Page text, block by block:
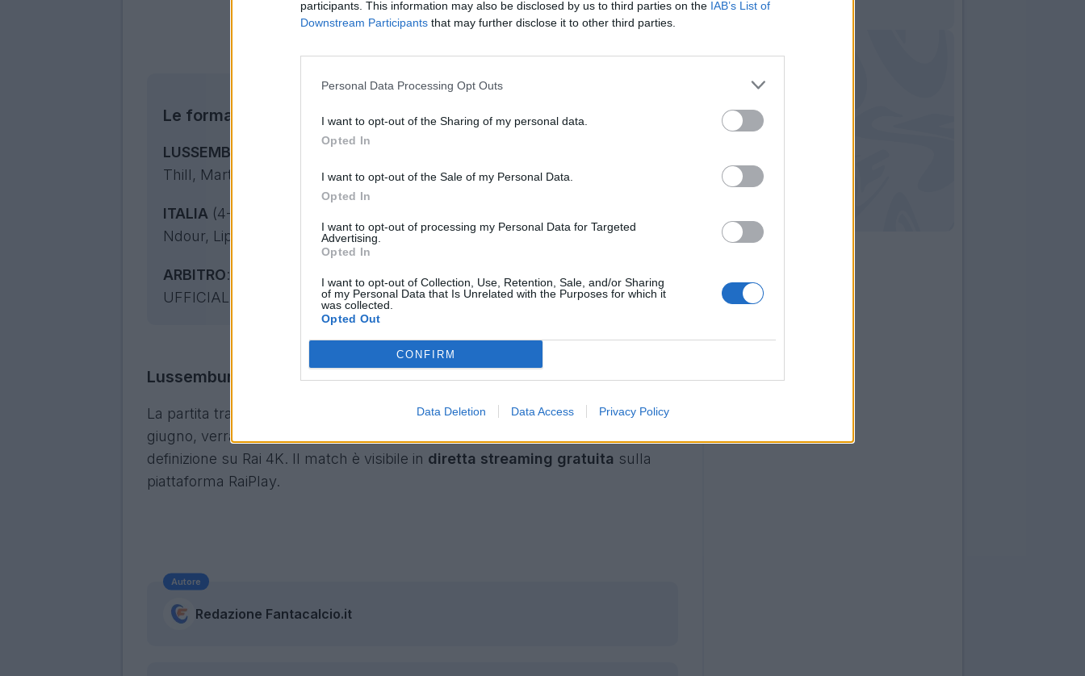
participants. This information may also be disclosed by us to third parties on the IAB’s List of
Downstream Participants that may further disclose it to other third parties.
Personal Data Processing Opt Outs
I want to opt-out of the Sharing of my personal data.
Opted In
I want to opt-out of the Sale of my Personal Data.
Opted In
I want to opt-out of processing my Personal Data for Targeted
Advertising.
Opted In
I want to opt-out of Collection, Use, Retention, Sale, and/or Sharing
of my Personal Data that Is Unrelated with the Purposes for which it
was collected.
Opted Out
CONFIRM
Data Deletion Data Access Privacy Policy
Le formazioni ufficiali di Lussemburgo-Italia
LUSSEMBURGO
(4-5-1): Moris; Jans, Korac, Carlson, Michael Pinto; V.
Thill, Martins, Olesen, Moreira, Bohnert; Sinani. Ct: Strasser.
ITALIA (4-3-3): Donnarumma; Favasuli, Chiarodia, Comuzzo, Bartesaghi;
Ndour, Lipani, Pisilli; Cherubini, Esposito, Koleosho. Ct: Baldini.
ARBITRO: Kooij (Olanda). ASSISTENTI: Fikkert-Kucukerbir (Olanda). IV
UFFICIALE: Van der Laan (Olanda).
Lussemburgo-Italia, dove vederla in tv
La partita tra Lussemburgo e Italia, in programma alle 20.45 di mercoledì 3
giugno, verrà trasmessa in diretta TV in chiaro su Rai 1 e in altissima
definizione su Rai 4K. Il match è visibile in diretta streaming gratuita sulla
piattaforma RaiPlay.
Autore
Redazione Fantacalcio.it
11:44